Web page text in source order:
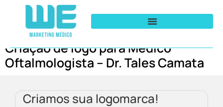
Criação de logo para Médico
Oftalmologista – Dr. Tales Camata
Criamos sua logomarca!